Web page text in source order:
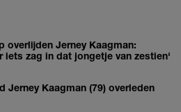
overlijden Jerney Kaagman:
iets zag in dat jongetje van zestien'
Jerney Kaagman (79) overleden